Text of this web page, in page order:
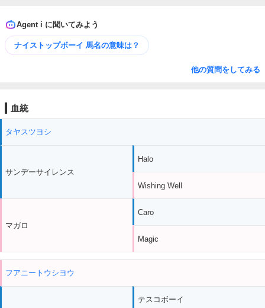
Agent i に聞いてみよう
ナイストップボーイ 馬名の意味は？
他の質問をしてみる
血統
タヤスツヨシ
サンデーサイレンス
マガロ
Halo
Wishing Well
Caro
Magic
フアニートウシヨウ
テスコボーイ